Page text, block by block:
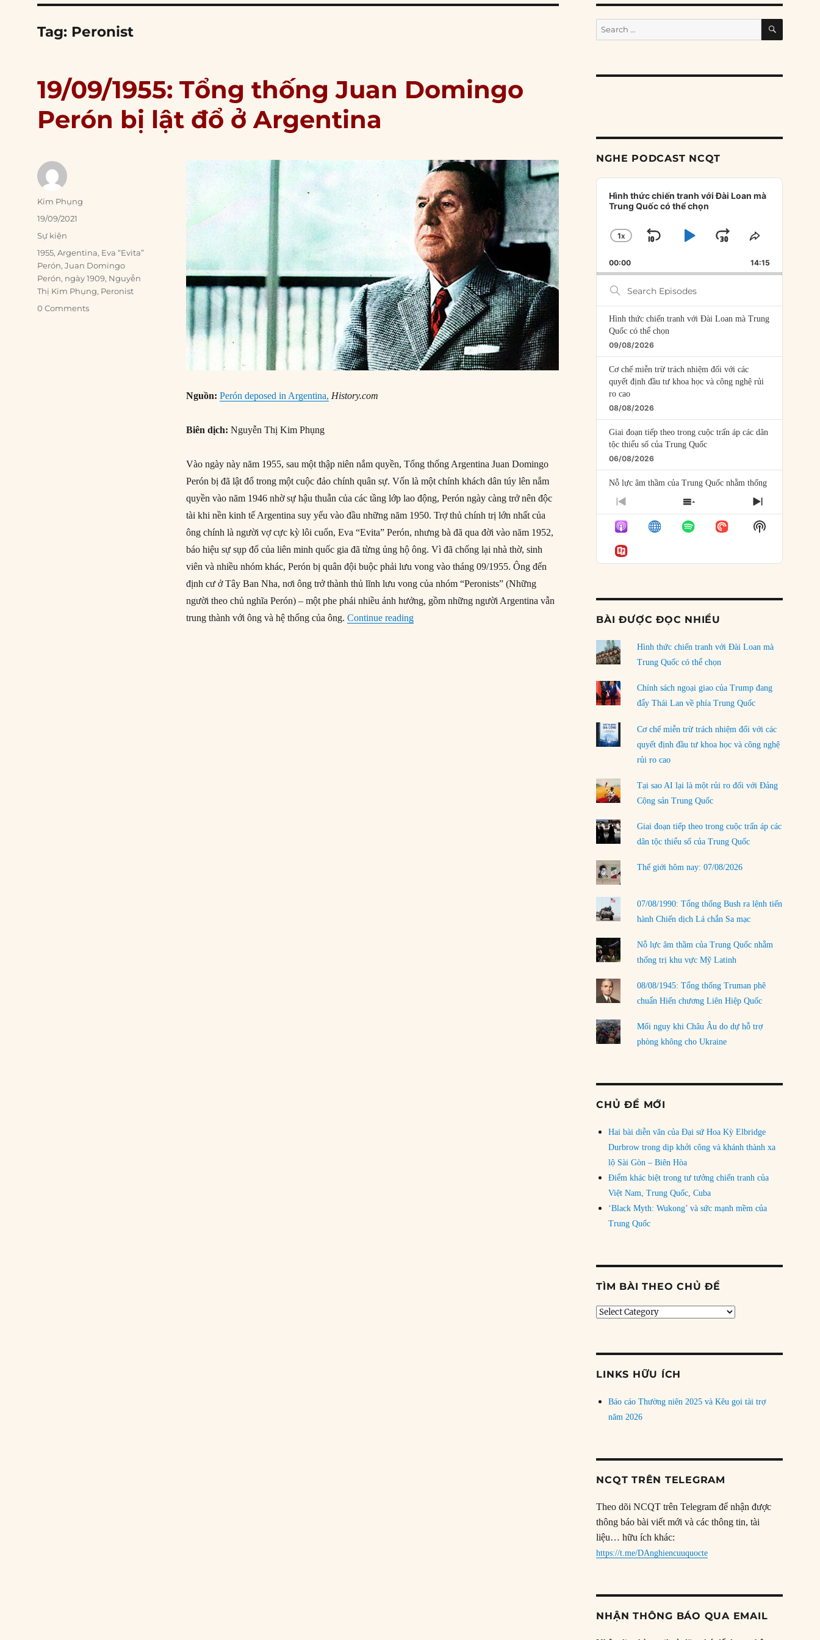
Tag: Peronist
19/09/1955: Tổng thống Juan Domingo
Perón bị lật đổ ở Argentina
Nguồn: Perón deposed in Argentina, History.com
Biên dịch: Nguyễn Thị Kim Phụng
Vào ngày này năm 1955, sau một thập niên nắm quyền, Tổng thống Argentina Juan Domingo
Perón bị đã lật đổ trong một cuộc đảo chính quân sự. Vốn là một chính khách dân túy lên nắm
quyền vào năm 1946 nhờ sự hậu thuẫn của các tầng lớp lao động, Perón ngày càng trở nên độc
tài khi nền kinh tế Argentina suy yếu vào đầu những năm 1950. Trợ thủ chính trị lớn nhất của
ông chính là người vợ cực kỳ lôi cuốn, Eva “Evita” Perón, nhưng bà đã qua đời vào năm 1952,
báo hiệu sự sụp đổ của liên minh quốc gia đã từng ủng hộ ông. Vì đã chống lại nhà thờ, sinh
viên và nhiều nhóm khác, Perón bị quân đội buộc phải lưu vong vào tháng 09/1955. Ông đến
định cư ở Tây Ban Nha, nơi ông trở thành thủ lĩnh lưu vong của nhóm “Peronists” (Những
người theo chủ nghĩa Perón) – một phe phái nhiều ảnh hưởng, gồm những người Argentina vẫn
trung thành với ông và hệ thống của ông.Continue reading“19/09/1955: Tổng thống Juan Domingo Perón bị lật đổ ở Argentina”
Author
Kim Phụng
Posted
19/09/2021
Categories
Sự kiện
Tags
1955,Argentina, Eva “Evita”
Perón,Juan Domingo
Perón, ngày 1909, Nguyễn
Thị Kim Phụng, Peronist
0 Comments
Search
for:
SEARCH
NGHE PODCAST NCQT
Audio
Player
Hình thức chiến tranh với Đài Loan mà
Trung Quốc có thể chọn
CHANGE
RATE
1X
SKIP
BACKWARD
PLAYJUMP
FORWARD
SHARE
EPISODE
00:00 14:15
Search
Episodes
Hình thức chiến tranh với Đài Loan mà Trung
Quốc có thể chọn
09/08/2026
Cơ chế miễn trừ trách nhiệm đối với các
quyết định đầu tư khoa học và công nghệ rủi
ro cao
08/08/2026
Giai đoạn tiếp theo trong cuộc trấn áp các dân
tộc thiểu số của Trung Quốc
06/08/2026
Nỗ lực âm thầm của Trung Quốc nhằm thống
trị khu vực Mỹ Latinh
Nợ cho kẻ mộng mơ: Vốn vay chính sách và
giới hạn của việc cho startup vay vốn
05/08/2026
của phe cánh hữu mới
Ngoại trưởng Nhật Bản?
04/08/2026
Điểm mù chiến lược của Trump tại Thái Bình
Dương
Đặt cược vào thất bại: Các quỹ đầu tư mạo
hiểm quốc gia và khía cạnh chính trị của vốn
Làm thế nào để kết thúc Chiến tranh Iran?
LOAD MORE
PREVIOUS
EPISODE
SHOW
EPISODES
LIST
NEXT
EPISODE
Show
Podcast
BÀI ĐƯỢC ĐỌC NHIỀU
Hình thức chiến tranh với Đài Loan mà
Trung Quốc có thể chọn
Chính sách ngoại giao của Trump đang
đẩy Thái Lan về phía Trung Quốc
Cơ chế miễn trừ trách nhiệm đối với các
quyết định đầu tư khoa học và công nghệ
rủi ro cao
Tại sao AI lại là một rủi ro đối với Đảng
Cộng sản Trung Quốc
Giai đoạn tiếp theo trong cuộc trấn áp các
dân tộc thiểu số của Trung Quốc
Thế giới hôm nay: 07/08/2026
07/08/1990: Tổng thống Bush ra lệnh tiến
hành Chiến dịch Lá chắn Sa mạc
Nỗ lực âm thầm của Trung Quốc nhằm
thống trị khu vực Mỹ Latinh
08/08/1945: Tổng thống Truman phê
chuẩn Hiến chương Liên Hiệp Quốc
Mối nguy khi Châu Âu do dự hỗ trợ
phòng không cho Ukraine
CHỦ ĐỀ MỚI
Hai bài diễn văn của Đại sứ Hoa Kỳ Elbridge
Durbrow trong dịp khởi công và khánh thành xa
lộ Sài Gòn – Biên Hòa
Điểm khác biệt trong tư tưởng chiến tranh của
Việt Nam, Trung Quốc, Cuba
‘Black Myth: Wukong’ và sức mạnh mềm của
Trung Quốc
TÌM BÀI THEO CHỦ ĐỀ
Tìm
LINKS HỮU ÍCH
Báo cáo Thường niên 2025 và Kêu gọi tài trợ
năm 2026
NCQT TRÊN TELEGRAM
Theo dõi NCQT trên Telegram để nhận được
thông báo bài viết mới và các thông tin, tài
liệu… hữu ích khác:
https://t.me/DAnghiencuuquocte
NHẬN THÔNG BÁO QUA EMAIL